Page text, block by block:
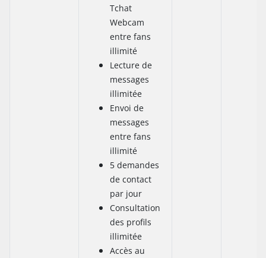
Tchat
Webcam
entre fans
illimité
Lecture de
messages
illimitée
Envoi de
messages
entre fans
illimité
5 demandes
de contact
par jour
Consultation
des profils
illimitée
Accès au